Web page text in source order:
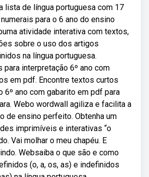
lista de língua portuguesa com 17
para o 6 ano do ensino
atividade interativa com textos,
sobre o uso dos artigos
na língua portuguesa.
interpretação 6º ano com
em pdf. Encontre textos curtos
6º ano com gabarito em pdf para
Webo wordwall agiliza e facilita a
de ensino perfeito. Obtenha um
imprimíveis e interativas “o
Vai molhar o meu chapéu. E
Websaiba o que são e como
(o, a, os, as) e indefinidos